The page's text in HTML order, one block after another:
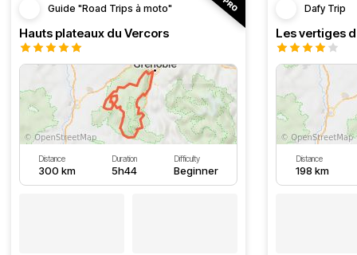
Guide "Road Trips à moto"
Hauts plateaux du Vercors
Distance
300 km
Duration
5h44
Difficulty
Beginner
Dafy Trip
Les vertiges
Distance
198 km